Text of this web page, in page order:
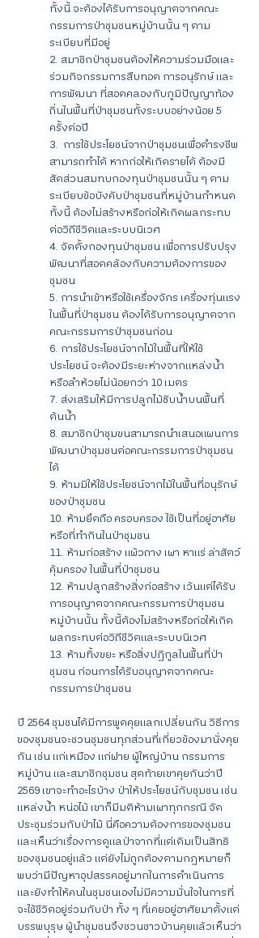
ทั้งนี้ จะต้องได้รับการอนุญาตจากคณะ
กรรมการป่าชุมชนหมู่บ้านนั้น ๆ ตาม
ระเบียบที่มีอยู่
2. สมาชิกป่าชุมชนต้องให้ความร่วมมือและ
ร่วมกิจกรรมการสืบทอด การอนุรักษ์ และ
การพัฒนา ที่สอดคลองกับภูมิปัญญาท้อง
ถิ่นในพื้นที่ป่าชุมชนทั้งระบบอย่างน้อย 5
ครั้งต่อปี
3.  การใช้ประโยชน์จากป่าชุมชนเพื่อดำรงชีพ
สามารถทำได้ หากก่อให้เกิดรายได้ ต้องมี
สัดส่วนสมทบกองทุนป่าชุมชนนั้น ๆ ตาม
ระเบียบข้อบังคับป่าชุมชนที่หมู่บ้านกำหนด
ทั้งนี้ ต้องไม่สร้างหรือก่อให้เกิดผลกระทบ
ต่อวิถีชีวิตและระบบนิเวศ
4. จัดตั้งกองทุนป่าชุมชน เพื่อการปรับปรุง
พัฒนาที่สอดคล้องกับความต้องการของ
ชุมชน
5. การนำเข้าหรือใช้เครื่องจักร เครื่องทุ่นแรง
ในพื้นที่ป่าชุมชน ต้องได้รับการอนุญาตจาก
คณะกรรมการป่าชุมชนก่อน
6. การใช้ประโยชน์จากไม้ในพื้นที่ให้ใช้
ประโยชน์ จะต้องมีระยะห่างจากแหล่งน้ำ
หรือลำห้วยไม่น้อยกว่า 10 เมตร
7. ส่งเสริมให้มีการปลูกไม้ซับน้ำบนพื้นที่
ต้นน้ำ
8. สมาชิกป่าชุมขนสามารถนำเสนอแผนการ
พัฒนาป่าชุมชนต่อคณะกรรมการป่าชุมชน
ได้
9. ห้ามมิให้ใช้ประโยชน์จากไม้ในพื้นที่อนุรักษ์
ของป่าชุมชน
10. ห้ามยึดถือ ครอบครอง ใช้เป็นที่อยู่อาศัย
หรือที่ทำกินในป่าชุมชน
11. ห้ามก่อสร้าง แผ้วถาง เผา หาแร่ ล่าสัตว์
คุ้มครอง ในพื้นที่ป่าชุมชน
12. ห้ามปลูกสร้างสิ่งก่อสร้าง เว้นแต่ได้รับ
การอนุญาตจากคณะกรรมการป่าชุมชน
หมู่บ้านนั้น ทั้งนี้ต้องไม่สร้างหรือก่อให้เกิด
ผลกระทบต่อวิถีชีวิตและระบบนิเวศ
13. ห้ามทิ้งขยะ หรือสิ่งปฏิกูลในพื้นที่ป่า
ชุมชน ก่อนการได้รับอนุญาตจากคณะ
กรรมการป่าชุมชน
ปี 2564 ชุมชนได้มีการพูดคุยแลกเปลี่ยนกัน วิธีการ
ของชุมชนจะชวนชุมชนทุกส่วนที่เกี่ยวข้องมานั่งคุย
กัน เช่น แก่เหมือง แก่ฝาย ผู้ใหญ่บ้าน กรรมการ
หมู่บ้าน และสมาชิกชุมชน สุดท้ายเขาคุยกันว่าปี
2569 เขาจะทำอะไรบ้าง ป่าให้ประโยชน์กับชุมชน เช่น
แหล่งน้ำ หน่อไม้ เขาก็มีมติห้ามเผาทุกกรณี จัด
ประชุมร่วมกับป่าไม้ นี่คือความต้องการของชุมชน
และเห็นว่าเรื่องการดูแลป่าจากที่แต่เดิมเป็นสิทธิ
ของชุมชนอยู่แล้ว แต่ยังไม่ถูกต้องตามกฎหมายก็
พบว่ามีปัญหาอุปสรรคอยู่มากในการดำเนินการ
และยังทำให้คนในชุมชนเองไม่มีความมั่นใจในการที่
จะใช้ชีวิตอยู่ร่วมกับป่า ทั้ง ๆ ที่เคยอยู่อาศัยมาตั้งแต่
บรรพบุรุษ ผู้นำชุมชนจึงชวนชาวบ้านคุยแล้วเห็นว่า